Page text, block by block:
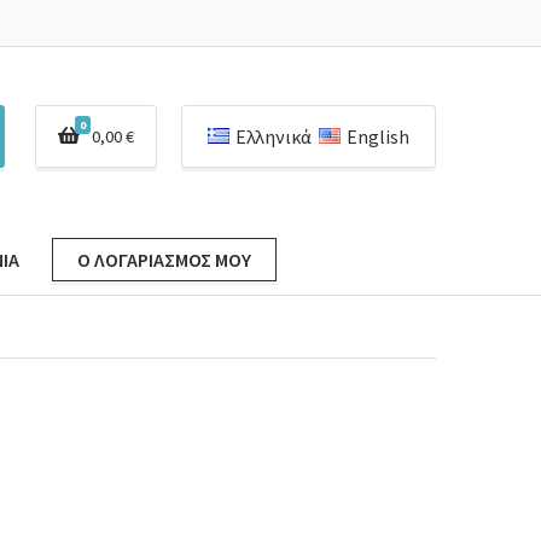
0
0,00€ Ελληνικά English
Ο ΛΟΓΑΡΙΑΣΜΌΣ ΜΟΥ